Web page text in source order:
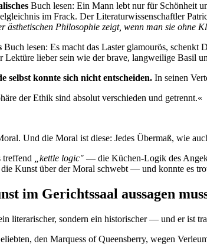
Buch lesen: Ein Mann lebt nur für Schönheit
im Frack. Der Literaturwissenschaftler
ästhetischen Philosophie zeigt, wenn man sie ohne
Buch lesen: Es macht das Laster glamourös, schenkt
Lektüre lieber sein wie der brave, langweilige Basil
selbst konnte sich nicht entscheiden. In seinen
der Ethik sind absolut verschieden und getrennt.«
Und die Moral ist diese: Jedes Übermaß, wie
treffend „kettle logic" — die Küchen-Logik des
Kunst über der Moral schwebt — und konnte es
im Gerichtssaal aussagen
literarischer, sondern ein historischer — und er ist
den Marquess of Queensberry, wegen